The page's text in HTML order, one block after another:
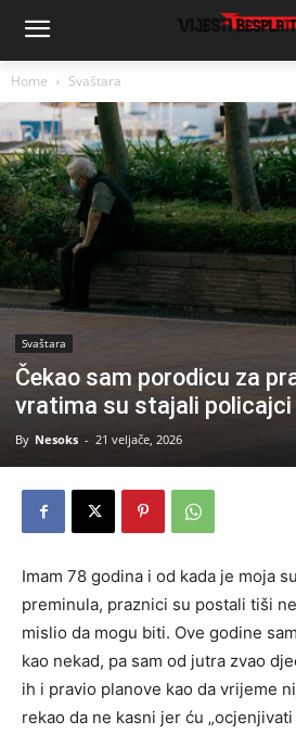
Home Svaštara
Svaštara
Čekao sam porodicu za
vratima su stajali policajci
By Nesoks - 21 veljače, 2026
Imam 78 godina i od kada je moja
preminula, praznici su postali tiši
mislio da mogu biti. Ove godine
kao nekad, pa sam od jutra zvao
ih i pravio planove kao da vrijeme
rekao da ne kasni jer ću